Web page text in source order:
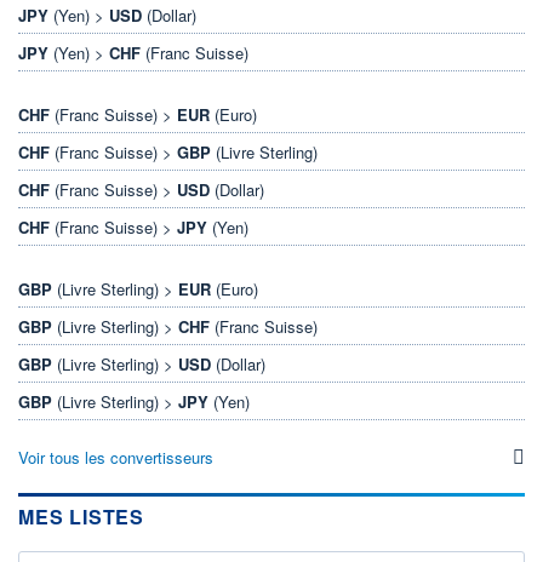
JPY (Yen) > USD (Dollar)
JPY (Yen) > CHF (Franc Suisse)
CHF (Franc Suisse) > EUR (Euro)
CHF (Franc Suisse) > GBP (Livre Sterling)
CHF (Franc Suisse) > USD (Dollar)
CHF (Franc Suisse) > JPY (Yen)
GBP (Livre Sterling) > EUR (Euro)
GBP (Livre Sterling) > CHF (Franc Suisse)
GBP (Livre Sterling) > USD (Dollar)
GBP (Livre Sterling) > JPY (Yen)
Voir tous les convertisseurs
MES LISTES